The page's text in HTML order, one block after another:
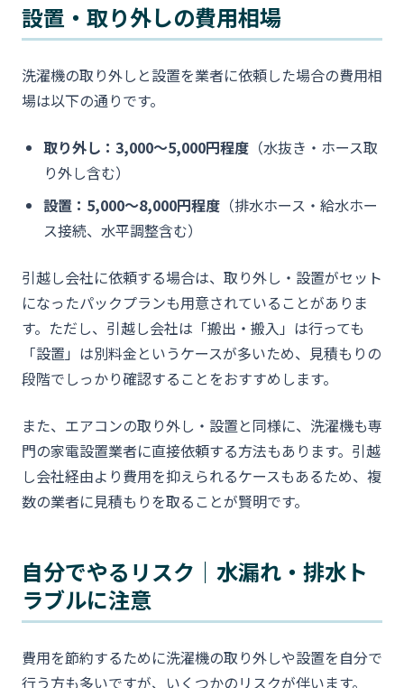
設置・取り外しの費用相場
洗濯機の取り外しと設置を業者に依頼した場合の費用相
場は以下の通りです。
取り外し：3,000〜5,000円程度 （水抜き・ホース取
り外し含む）
設置：5,000〜8,000円程度 （排水ホース・給水ホー
ス接続、水平調整含む）
引越し会社に依頼する場合は、取り外し・設置がセット
になったパックプランも用意されていることがありま
す。ただし、引越し会社は「搬出・搬入」は行っても
「設置」は別料金というケースが多いため、見積もりの
段階でしっかり確認することをおすすめします。
また、エアコンの取り外し・設置と同様に、洗濯機も専
門の家電設置業者に直接依頼する方法もあります。引越
し会社経由より費用を抑えられるケースもあるため、複
数の業者に見積もりを取ることが賢明です。
自分でやるリスク｜水漏れ・排水ト
ラブルに注意
費用を節約するために洗濯機の取り外しや設置を自分で
行う方も多いですが、いくつかのリスクが伴います。